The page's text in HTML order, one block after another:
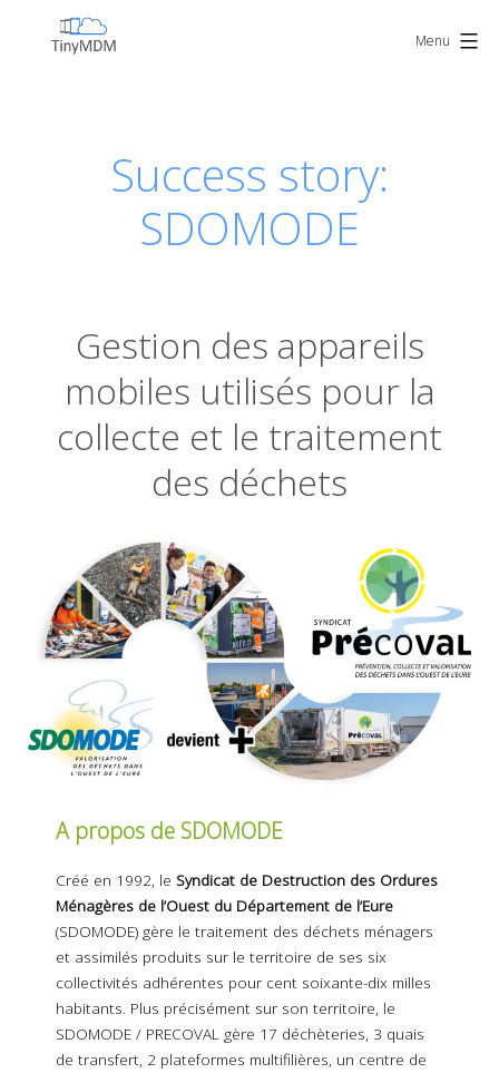
TinyMDM Menu
Success story:
SDOMODE
Gestion des appareils
mobiles utilisés pour la
collecte et le traitement
des déchets
A propos de SDOMODE
Créé en 1992, le Syndicat de Destruction des Ordures
Ménagères de l’Ouest du Département de l’Eure
(SDOMODE) gère le traitement des déchets ménagers
et assimilés produits sur le territoire de ses six
collectivités adhérentes pour cent soixante-dix milles
habitants. Plus précisément sur son territoire, le
SDOMODE / PRECOVAL gère 17 déchèteries, 3 quais
de transfert, 2 plateformes multifilières, un centre de